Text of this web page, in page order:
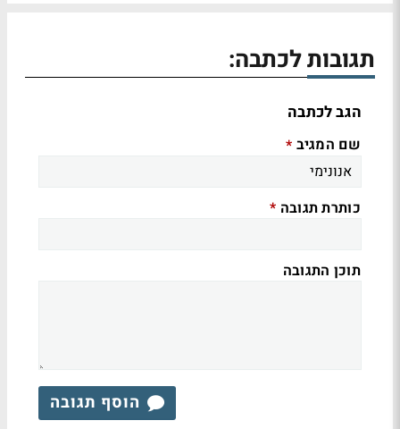
תגובות לכתבה:
הגב לכתבה
שם המגיב *
כותרת תגובה *
תוכן התגובה
הוסף תגובה